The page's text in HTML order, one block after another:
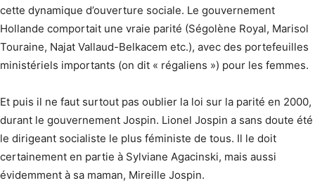
cette dynamique d’ouverture sociale. Le gouvernement
Hollande comportait une vraie parité (Ségolène Royal, Marisol
Touraine, Najat Vallaud-Belkacem etc.), avec des portefeuilles
ministériels importants (on dit « régaliens ») pour les femmes.
Et puis il ne faut surtout pas oublier la loi sur la parité en 2000,
durant le gouvernement Jospin. Lionel Jospin a sans doute été
le dirigeant socialiste le plus féministe de tous. Il le doit
certainement en partie à Sylviane Agacinski, mais aussi
évidemment à sa maman, Mireille Jospin.